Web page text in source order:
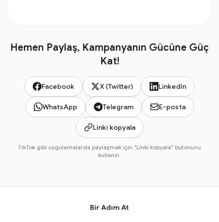
Hemen Paylaş, Kampanyanın Gücüne Güç
Kat!
Facebook X (Twitter) LinkedIn
WhatsApp Telegram E-posta
Linki kopyala
TikTok gibi uygulamalarda paylaşmak için "Linki kopyala" butonunu
kullanın.
Bir Adım At